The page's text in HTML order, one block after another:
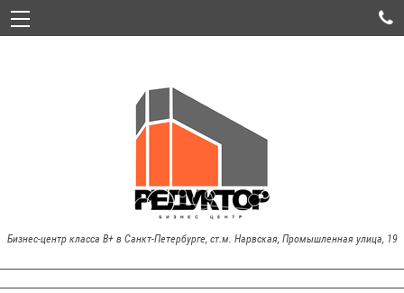

Бизнес-центр класса В+ в Санкт-Петербурге, ст.м. Нарвская, Промышленная улица, 19